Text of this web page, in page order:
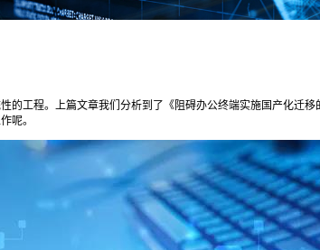
的工程。上篇文章我们分析到了《阻碍办公终端实施国产化迁
呢。